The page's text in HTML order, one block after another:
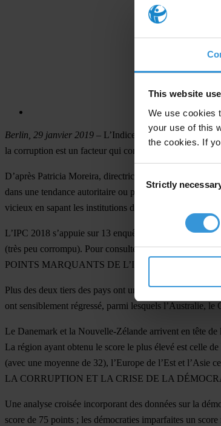
This website
We use cookies
your use of this
the cookies. If
Selection
Strictly
Berlin, 29 janvier 2019 – L’Indice de perception de la
la corruption est un facteur qui contribue à la crise de la
D’après Patricia Moreira, directrice générale de
dans une tendance autoritaire ou populiste –, nous
vicieux en sapant les institutions démocratiques. En
L’IPC 2018 s’appuie sur 13 enquêtes et évaluations
(très peu corrompu). Pour consulter les résultats, visitez
POINTS MARQUANTS DE L’IPC
Plus des deux tiers des pays ont un score inférieur à
ont sensiblement régressé, parmi lesquels l’Australie, le
Le Danemark et la Nouvelle-Zélande arrivent en tête
La région ayant obtenu le score le plus élevé est celle
(avec une moyenne de 32), l’Europe de l’Est et l’Asie
LA CORRUPTION ET LA CRISE DE LA
Une analyse croisée incorporant des données sur la
score de 75 points ; les démocraties imparfaites un